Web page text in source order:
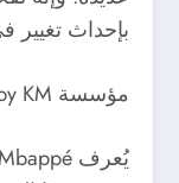
بإحداث تغيير
مؤسسة Inspired by KM